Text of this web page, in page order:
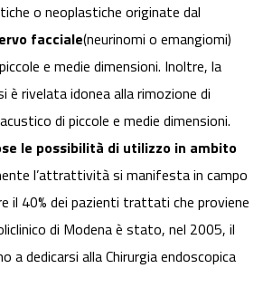
o neoplastiche originate dal
facciale(neurinomi o emangiomi)
e medie dimensioni. Inoltre, la
è rivelata idonea alla rimozione di
di piccole e medie dimensioni.
le possibilità di utilizzo in ambito
l’attrattività si manifesta in campo
il 40% dei pazienti trattati che proviene
di Modena è stato, nel 2005, il
a dedicarsi alla Chirurgia endoscopica